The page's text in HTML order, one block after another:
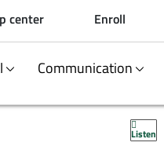
center Enroll
Communication
Listen